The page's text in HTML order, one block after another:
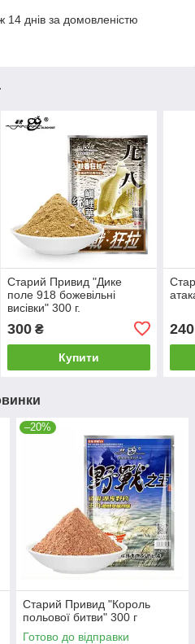
днів за домовленістю
Старий Привид "Дике
поле 918 божевільні
висівки" 300 г.
300₴
Купити
240
–20%
Старий Привид "Король
польової битви" 300 г
Готово до відправки